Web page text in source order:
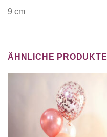
9 cm
ÄHNLICHE PRODUKTE